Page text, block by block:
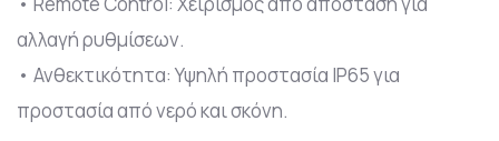
αλλαγή ρυθμίσεων.
• Ανθεκτικότητα: Υψηλή προστασία IP65 για
προστασία από νερό και σκόνη.